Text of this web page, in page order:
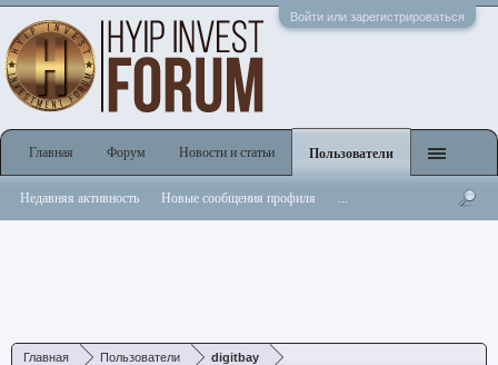
Войти или зарегистрироваться
Главная Пользователи digitbay
Главная Форум Новости и статьи Пользователи
Недавняя активность Новые сообщения профиля ...